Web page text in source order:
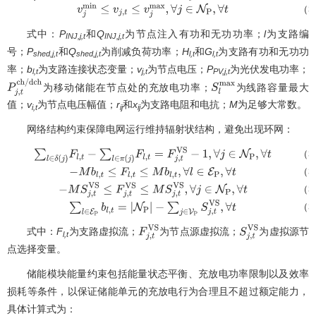
vjm in≤v j,t≤vjm x ,∀j ∈NP,∀t （
式中： PINJ,j,t和QINJ,j,t为节点注入有功和无功功率；l为支路编
号；Pshed,j,t和Qshed,j,t为削减负荷功率； Hl,t和Gl,t为支路有功和无功功
率； bl,t为支路连接状态变量； vj,t为节点电压； PPV,j,t为光伏发电功率；
ch/dch
为移动储能在节点处的充放电功率； Slmax
为线路容量最大
值； vi,t为节点电压幅值； rij和xij为支路电阻和电抗； M为足够大常数。
网络结构约束保障电网运行维持辐射状结构，避免出现环网：
∑l∈δ(j) Fl, t−∑l∈π(j)Fl, =F j,tVS −1, ∀j∈N P,∀t
（
−Mbl,t ≤Fl,t ≤M bl,t,∀l∈EP ,∀ t
（
−MS tV S≤Fj VS ≤MSj,tVS,∀ ∈ NP,∀
（
∑l∈EPbl =|NP |−∑j∈VPS j,tVS ,∀t （
式中：Fl,t为支路虚拟流； Fj,tV S
为节点源虚拟流； Sj,tVS
为虚拟源节
点选择变量。
储能模块能量约束包括能量状态平衡、充放电功率限制以及效率
损耗等条件，以保证储能单元的充放电行为合理且不超过额定能力，
具体计算式为：